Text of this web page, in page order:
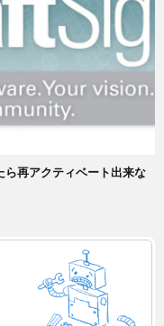
再アクティベート出来な